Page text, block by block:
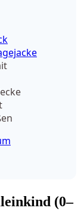
(0–